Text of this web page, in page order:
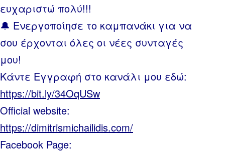
ευχαριστώ πολύ!!!
🔔 Ενεργοποίησε το καμπανάκι για να
σου έρχονται όλες οι νέες συνταγές
μου!
Κάντε Εγγραφή στο κανάλι μου εδώ:
https://bit.ly/34OqUSw
Official website:
https://dimitrismichailidis.com/
Facebook Page: